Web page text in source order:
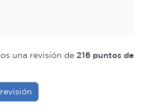
una revisión de 216 puntos de